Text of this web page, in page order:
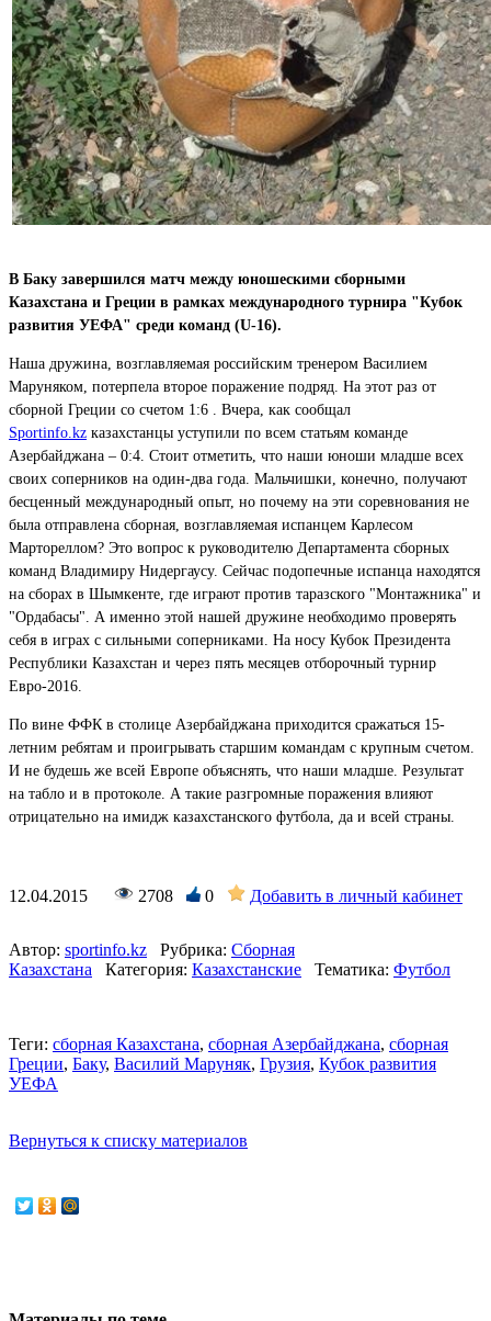
В Баку завершился матч между юношескими сборными
Казахстана и Греции в рамках международного турнира "Кубок
развития УЕФА" среди команд (U-16).
Наша дружина, возглавляемая российским тренером Василием
Маруняком, потерпела второе поражение подряд. На этот раз от
сборной Греции со счетом 1:6 . Вчера, как сообщал
Sportinfo.kz казахстанцы уступили по всем статьям команде
Азербайджана – 0:4. Стоит отметить, что наши юноши младше всех
своих соперников на один-два года. Мальчишки, конечно, получают
бесценный международный опыт, но почему на эти соревнования не
была отправлена сборная, возглавляемая испанцем Карлесом
Мартореллом? Это вопрос к руководителю Департамента сборных
команд Владимиру Нидергаусу. Сейчас подопечные испанца находятся
на сборах в Шымкенте, где играют против таразского "Монтажника" и
"Ордабасы". А именно этой нашей дружине необходимо проверять
себя в играх с сильными соперниками. На носу Кубок Президента
Республики Казахстан и через пять месяцев отборочный турнир
Евро-2016.
По вине ФФК в столице Азербайджана приходится сражаться 15-
летним ребятам и проигрывать старшим командам с крупным счетом.
И не будешь же всей Европе объяснять, что наши младше. Результат
на табло и в протоколе. А такие разгромные поражения влияют
отрицательно на имидж казахстанского футбола, да и всей страны.
12.04.2015 2708 0 Добавить в личный кабинет
Автор: sportinfo.kz Рубрика: Сборная
Казахстана
Категория: Казахстанские Тематика: Футбол
Теги: сборная Казахстана, сборная Азербайджана, сборная
Греции, Баку, Василий Маруняк, Грузия, Кубок развития
УЕФА
Вернуться к списку материалов